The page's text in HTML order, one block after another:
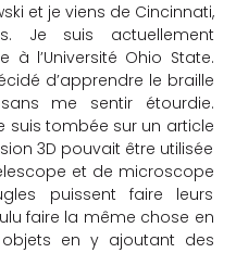
et je viens de Cincinnati,
Je suis actuellement
à l’Université Ohio State.
d’apprendre le braille
me sentir étourdie.
suis tombée sur un article
3D pouvait être utilisée
et de microscope
puissent faire leurs
faire la même chose en
en y ajoutant des